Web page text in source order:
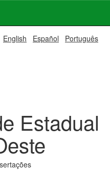
English Español Português
Estadual